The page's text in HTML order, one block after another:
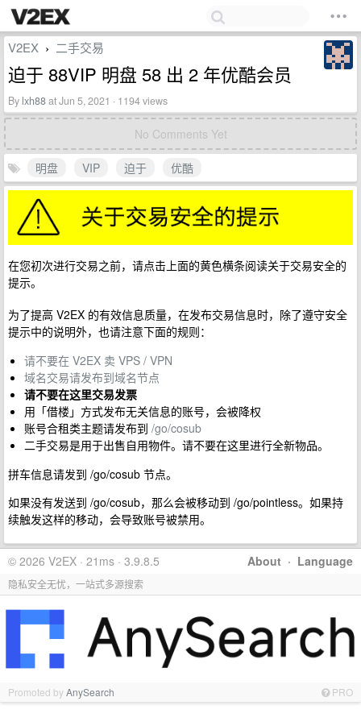
V2EX › 二手交易
迫于 88VIP 明盘 58 出 2 年优酷会员
By lxh88at Jun 5, 2021 · 1194 views
No Comments Yet
明盘 VIP 迫于 优酷
在您初次进行交易之前，请点击上面的黄色横条阅读关于交易安全的
提示。
为了提高 V2EX 的有效信息质量，在发布交易信息时，除了遵守安全
提示中的说明外，也请注意下面的规则：
请不要在 V2EX 卖 VPS / VPN
域名交易请发布到域名节点
请不要在这里交易发票
用「借楼」方式发布无关信息的账号，会被降权
账号合租类主题请发布到 /go/cosub
二手交易是用于出售自用物件。请不要在这里进行全新物品。
拼车信息请发到 /go/cosub 节点。
如果没有发送到 /go/cosub，那么会被移动到 /go/pointless。如果持
续触发这样的移动，会导致账号被禁用。
About · Language
© 2026 V2EX · 21ms · 3.9.8.5
隐私安全无忧，一站式多源搜索
Promoted byAnySearch PRO